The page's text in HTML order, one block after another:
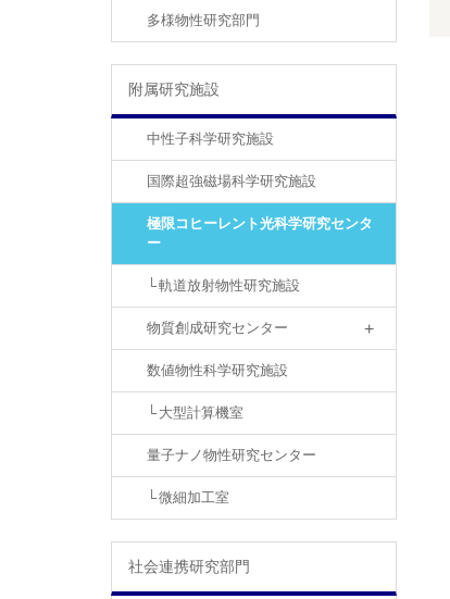
多様物性研究部門
附属研究施設
中性子科学研究施設
国際超強磁場科学研究施設
極限コヒーレント光科学研究センタ
ー
軌道放射物性研究施設
物質創成研究センター
数値物性科学研究施設
大型計算機室
量子ナノ物性研究センター
微細加工室
社会連携研究部門